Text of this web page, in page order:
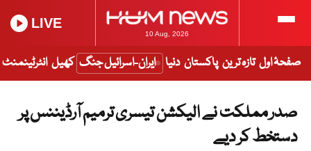
10 Aug, 2026
LIVE
صفحۂ اول تازہ ترین پاکستان دنیا ایران-اسرائیل جنگ کھیل انٹرٹینمنٹ
صدر مملکت نے الیکشن تیسری ترمیم آرڈیننس پر
دستخط کر دیے